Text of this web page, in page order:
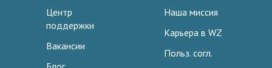
Центр
поддержки
Вакансии
Наша миссия
Карьера в WZ
Польз. согл.